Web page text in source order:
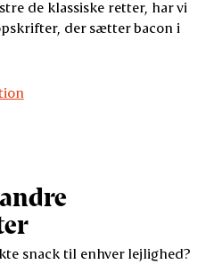
de klassiske retter, har vi
der sætter bacon i
snack til enhver lejlighed?